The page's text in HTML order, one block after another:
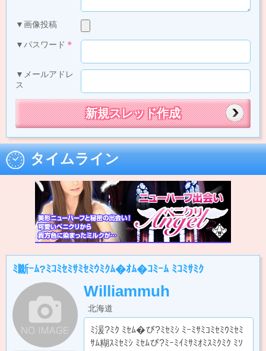
▼画像投稿
▼パスワード ＊
▼メールアドレ
ス
タイムライン
ﾐ斷ｰﾑ?ﾐｺﾐｾﾐｻﾐｾﾐｳﾐｸﾑ�ｵﾑ�ｺﾐｰﾑ ﾐｺﾐｻﾐｸ
Williammuh
北海道
ﾐ湲?ﾐｸ ﾐｾﾑ�び?ﾐｾﾐｼ ﾐｰﾐｻﾐｺﾐｾﾐｳﾐｾﾐ
ｻﾑ糊ｽﾐｾﾐｼ ﾐｾﾑび?ﾐｰﾐｲﾐｻﾐｵﾐｽﾐｸﾐｸ ﾐｿ